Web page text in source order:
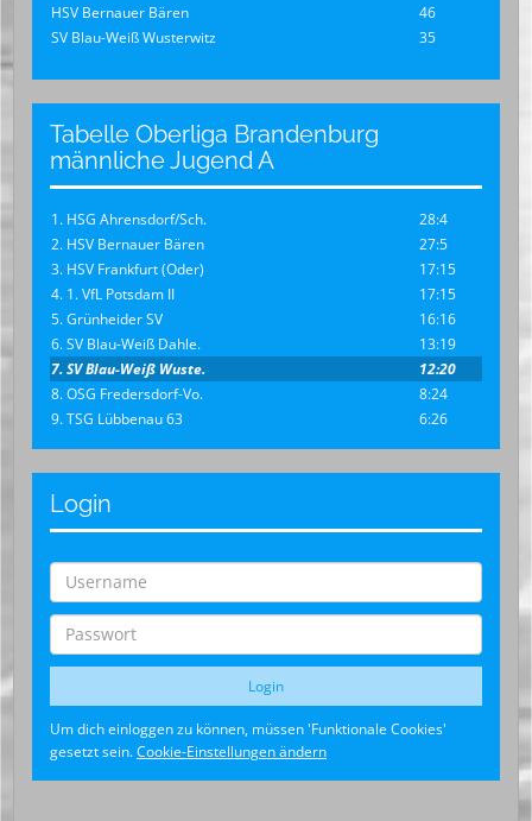
HSV Bernauer Bären
46
SV Blau-Weiß Wusterwitz
35
Tabelle Oberliga Brandenburg
männliche Jugend A
1. HSG Ahrensdorf/Sch.
28:4
2. HSV Bernauer Bären
27:5
3. HSV Frankfurt (Oder)
17:15
4. 1. VfL Potsdam II
17:15
5. Grünheider SV
16:16
6. SV Blau-Weiß Dahle.
13:19
7. SV Blau-Weiß Wuste.
12:20
8. OSG Fredersdorf-Vo.
8:24
9. TSG Lübbenau 63
6:26
Login
Um dich einloggen zu können, müssen 'Funktionale Cookies'
gesetzt sein.Cookie-Einstellungen ändern